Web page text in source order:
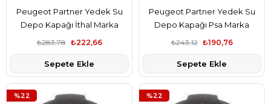
Peugeot Partner Yedek Su
Depo Kapağı İthal Marka
1306.C7₺222,66
₺283,78
Sepete Ekle
Peugeot Partner Yedek Su
Depo Kapağı Psa Marka
1306.J5₺190,76
₺243,12
Sepete Ekle
%22 %22